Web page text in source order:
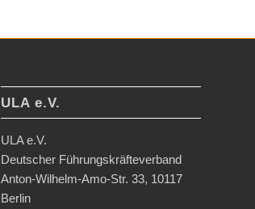
ULA e.V.
ULA e.V.
Deutscher Führungskräfteverband
Anton-Wilhelm-Amo-Str. 33, 10117
Berlin